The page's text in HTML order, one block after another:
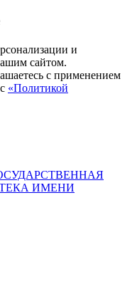
и
сайтом.
с применением
«Политикой
ИМЕНИ